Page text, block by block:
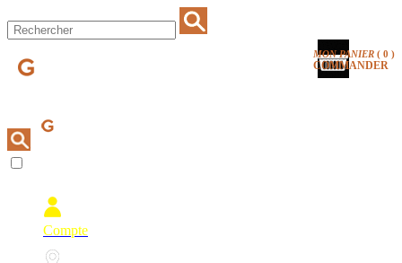
MON PANIER ( 0 )
COMMANDER
Compte